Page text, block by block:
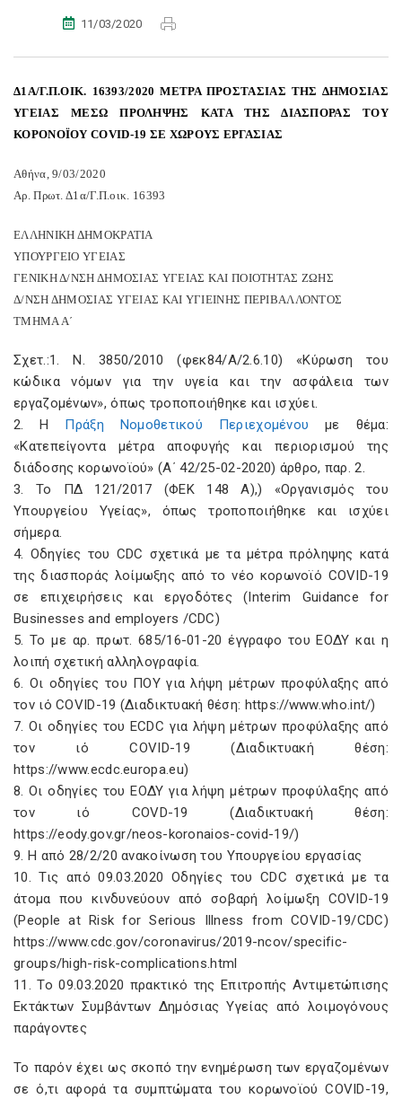
11/03/2020
Δ1Α/Γ.Π.ΟΙΚ. 16393/2020 ΜΕΤΡΑ ΠΡΟΣΤΑΣΙΑΣ ΤΗΣ ΔΗΜΟΣΙΑΣ
ΥΓΕΙΑΣ ΜΕΣΩ ΠΡΟΛΗΨΗΣ ΚΑΤΑ ΤΗΣ ΔΙΑΣΠΟΡΑΣ ΤΟΥ
ΚΟΡΟΝΟΪΟΥ COVID-19 ΣΕ ΧΩΡΟΥΣ ΕΡΓΑΣΙΑΣ
Αθήνα, 9/03/2020
Αρ. Πρωτ. Δ1α/Γ.Π.οικ. 16393
ΕΛΛΗΝΙΚΗ ΔΗΜΟΚΡΑΤΙΑ
ΥΠΟΥΡΓΕΙΟ ΥΓΕΙΑΣ
ΓΕΝΙΚΗ Δ/ΝΣΗ ΔΗΜΟΣΙΑΣ ΥΓΕΙΑΣ ΚΑΙ ΠΟΙΟΤΗΤΑΣ ΖΩΗΣ
Δ/ΝΣΗ ΔΗΜΟΣΙΑΣ ΥΓΕΙΑΣ ΚΑΙ ΥΓΙΕΙΝΗΣ ΠΕΡΙΒAΛΛΟΝΤΟΣ
ΤΜΗΜΑ Α΄
Σχετ.:1. Ν. 3850/2010 (φεκ84/Α/2.6.10) «Κύρωση του
κώδικα νόμων για την υγεία και την ασφάλεια των
εργαζομένων», όπως τροποποιήθηκε και ισχύει.
2. Η Πράξη Νομοθετικού Περιεχομένου με θέμα:
«Κατεπείγοντα μέτρα αποφυγής και περιορισμού της
διάδοσης κορωνοϊού» (Α΄ 42/25-02-2020) άρθρο, παρ. 2.
3. Το ΠΔ 121/2017 (ΦΕΚ 148 Α),) «Οργανισμός του
Υπουργείου Υγείας», όπως τροποποιήθηκε και ισχύει
σήμερα.
4. Oδηγίες του CDC σχετικά με τα μέτρα πρόληψης κατά
της διασποράς λοίμωξης από το νέο κορωνοϊό COVID-19
σε επιχειρήσεις και εργoδότες (Interim Guidance for
Businesses and employers /CDC)
5. Το με αρ. πρωτ. 685/16-01-20 έγγραφο του ΕΟΔΥ και η
λοιπή σχετική αλληλογραφία.
6. Oι οδηγίες του ΠΟΥ για λήψη μέτρων προφύλαξης από
τον ιό COVID-19 (Διαδικτυακή θέση: https://www.who.int/)
7. Οι οδηγίες του ECDC για λήψη μέτρων προφύλαξης από
τον ιό COVID-19 (Διαδικτυακή θέση:
https://www.ecdc.europa.eu)
8. Οι οδηγίες του ΕΟΔΥ για λήψη μέτρων προφύλαξης από
τον ιό COVD-19 (Διαδικτυακή θέση:
https://eody.gov.gr/neos-koronaios-covid-19/)
9. Η από 28/2/20 ανακοίνωση του Υπουργείου εργασίας
10. Τις από 09.03.2020 Οδηγίες του CDC σχετικά με τα
άτομα που κινδυνεύουν από σοβαρή λοίμωξη COVID-19
(People at Risk for Serious Illness from COVID-19/CDC)
https://www.cdc.gov/coronavirus/2019-ncov/specific-
groups/high-risk-complications.html
11. Το 09.03.2020 πρακτικό της Επιτροπής Αντιμετώπισης
Εκτάκτων Συμβάντων Δημόσιας Υγείας από λοιμογόνους
παράγοντες
Το παρόν έχει ως σκοπό την ενημέρωση των εργαζομένων
σε ό,τι αφορά τα συμπτώματα του κορωνοϊού COVID-19,